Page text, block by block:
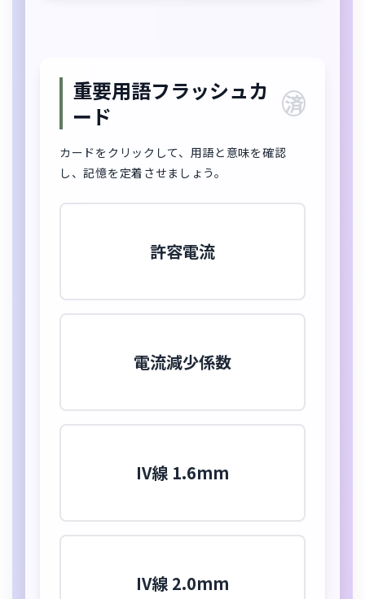
重要用語フラッシュカ
ード
済
カードをクリックして、用語と意味を確認
し、記憶を定着させましょう。
許容電流
電線に安全に流し続けられる電流の最大
値。
電流減少係数
電線を束ねた際の放熱の悪化を考慮し、許
容電流を調整するための係数。
IV線 1.6mm
基本の許容電流は
27A
IV線 2.0mm
基本の許容電流は
35A